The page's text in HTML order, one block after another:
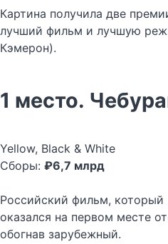
Картина получила две
лучший фильм и лучшую
Кэмерон).
1 место.
Yellow, Black & White
Сборы: ₽6,7 млрд
Российский фильм, который
оказался на первом месте
обогнав зарубежный.